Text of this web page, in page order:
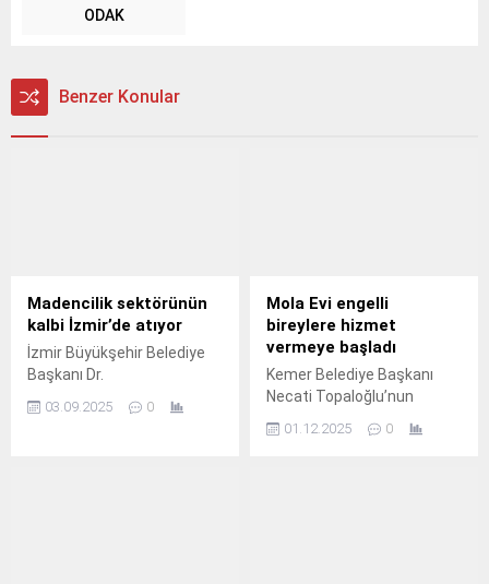
ODAK
Benzer Konular
Madencilik sektörünün
kalbi İzmir’de atıyor
İzmir Büyükşehir Belediye
Başkanı Dr.
03.09.2025 0
Mola Evi engelli
bireylere hizmet
vermeye başladı
Kemer Belediye Başkanı
Necati Topaloğlu’nun
yaptığı başarılı projelerinden
01.12.2025 0